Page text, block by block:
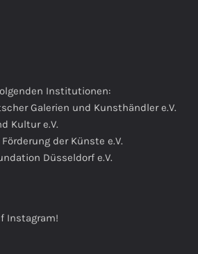
Institutionen:
Galerien und Kunsthändler e.V.
Kultur e.V.
der Künste e.V.
Düsseldorf e.V.
Instagram!